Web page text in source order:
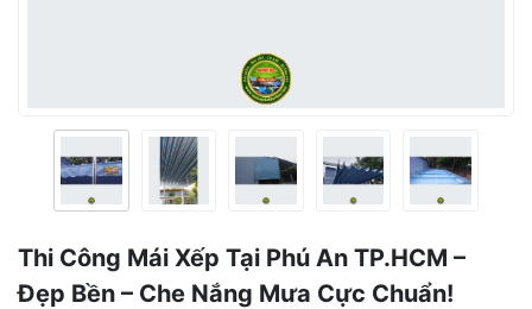
Thi Công Mái Xếp Tại Phú An TP.HCM –
Đẹp Bền – Che Nắng Mưa Cực Chuẩn!